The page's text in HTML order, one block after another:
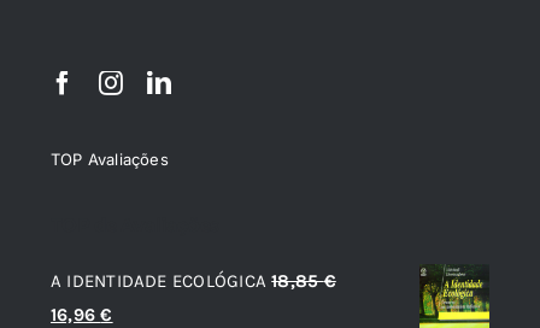
TOP Avaliações
A IDENTIDADE ECOLÓGICA 18,85€
O
16,96€